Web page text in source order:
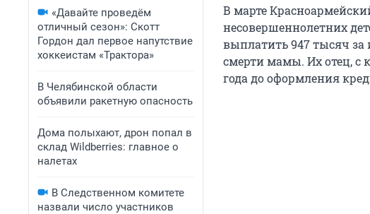
«Давайте проведём
отличный сезон»: Скотт
Гордон дал первое напутствие
хоккеистам «Трактора»
В Челябинской области
объявили ракетную опасность
Дома полыхают, дрон попал в
склад Wildberries: главное о
налетах
В Следственном комитете
назвали число участников
В марте
несовершеннолетних
выплатить 947 тысяч за
смерти мамы. Их отец, с
года до оформления